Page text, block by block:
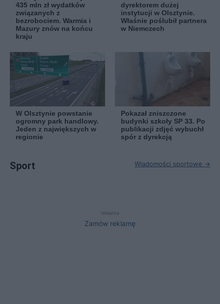
435 mln zł wydatków
związanych z
bezrobociem. Warmia i
Mazury znów na końcu
kraju
dyrektorem dużej
instytucji w Olsztynie.
Właśnie poślubił partnera
w Niemczech
W Olsztynie powstanie
ogromny park handlowy.
Jeden z największych w
regionie
Pokazał zniszczone
budynki szkoły SP 33. Po
publikacji zdjęć wybuchł
spór z dyrekcją
Sport Wiadomości sportowe →
reklama
Zamów reklamę